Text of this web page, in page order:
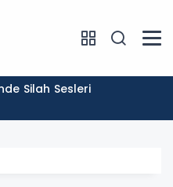
Silah Sesleri